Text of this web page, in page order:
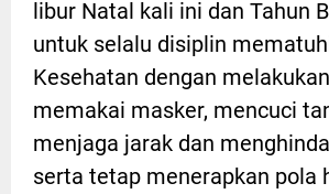
libur Natal kali ini dan Tahun
untuk selalu disiplin
Kesehatan dengan
memakai masker, mencuci
menjaga jarak dan
serta tetap menerapkan pola